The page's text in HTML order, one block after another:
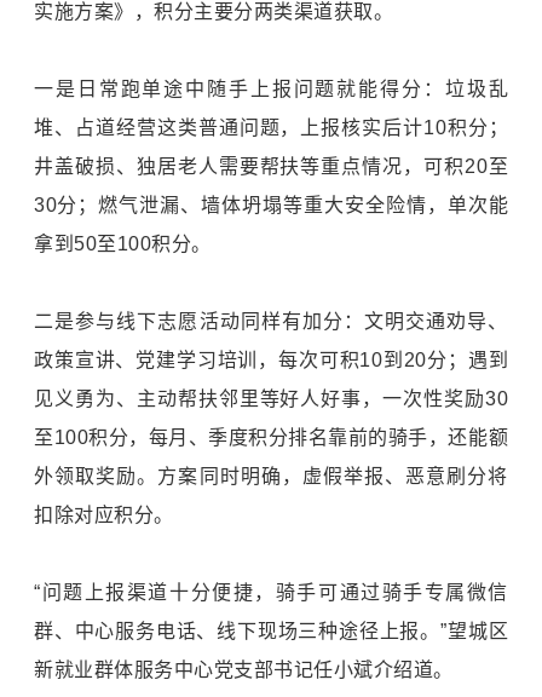
实施方案》，积分主要分两类渠道获取。
一是日常跑单途中随手上报问题就能得分：垃圾乱
堆、占道经营这类普通问题，上报核实后计10积分；
井盖破损、独居老人需要帮扶等重点情况，可积20至
30分；燃气泄漏、墙体坍塌等重大安全险情，单次能
拿到50至100积分。
二是参与线下志愿活动同样有加分：文明交通劝导、
政策宣讲、党建学习培训，每次可积10到20分；遇到
见义勇为、主动帮扶邻里等好人好事，一次性奖励30
至100积分，每月、季度积分排名靠前的骑手，还能额
外领取奖励。方案同时明确，虚假举报、恶意刷分将
扣除对应积分。
“问题上报渠道十分便捷，骑手可通过骑手专属微信
群、中心服务电话、线下现场三种途径上报。”望城区
新就业群体服务中心党支部书记任小斌介绍道。